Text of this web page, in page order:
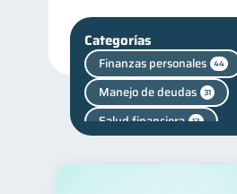
Categorías
Finanzas personales 44
Manejo de deudas 31
Salud financiera 12